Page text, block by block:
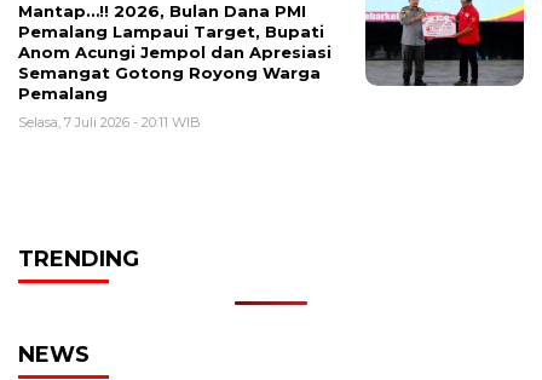
Mantap…!! 2026, Bulan Dana PMI
Pemalang Lampaui Target, Bupati
Anom Acungi Jempol dan Apresiasi
Semangat Gotong Royong Warga
Pemalang
Selasa, 7 Juli 2026 - 20:11 WIB
TRENDING
NEWS